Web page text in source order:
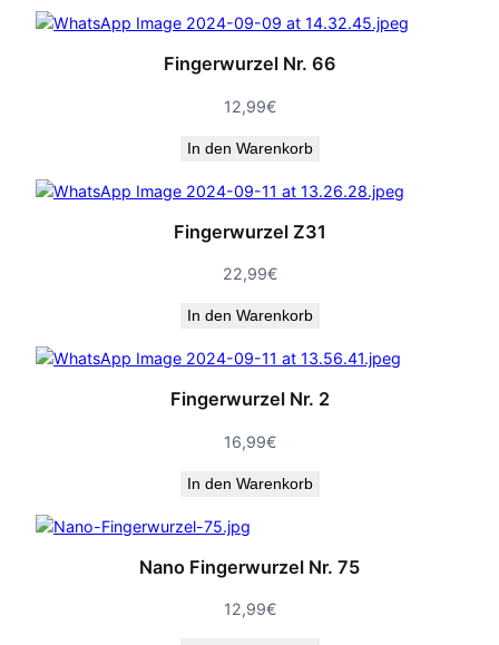
Fingerwurzel Nr. 66
12,99€
In den Warenkorb
Fingerwurzel Z31
22,99€
In den Warenkorb
Fingerwurzel Nr. 2
16,99€
In den Warenkorb
Nano Fingerwurzel Nr. 75
12,99€